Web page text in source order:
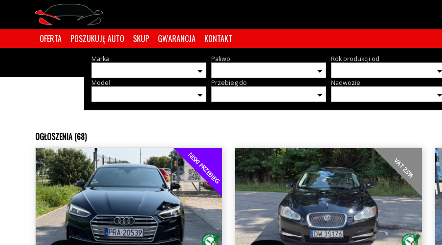
OFERTA POSZUKUJĘ AUTO SKUP GWARANCJA KONTAKT
Marka Paliwo Rok produkcji od
Model Przebieg do Nadwozie
OGŁOSZENIA (68)
NISKI PRZEBIEG VAT 23%